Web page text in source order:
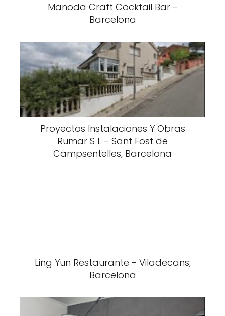
Manoda Craft Cocktail Bar -
Barcelona
Proyectos Instalaciones Y Obras
Rumar S L - Sant Fost de
Campsentelles, Barcelona
Ling Yun Restaurante - Viladecans,
Barcelona